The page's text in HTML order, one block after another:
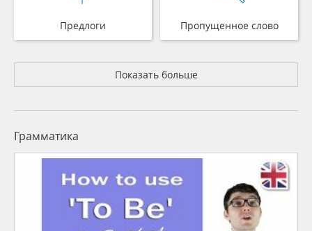
Предлоги Пропущенное слово
Показать больше
Грамматика